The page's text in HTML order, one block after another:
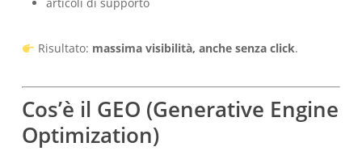
Risultato: massima visibilità, anche senza click.
Cos’è il GEO (Generative Engine
Optimization)